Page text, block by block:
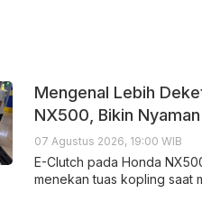
Mengenal Lebih
NX500, Bikin Nyaman
07 Agustus 2026, 19:00 WIB
E-Clutch pada Honda
menekan tuas kopling saat